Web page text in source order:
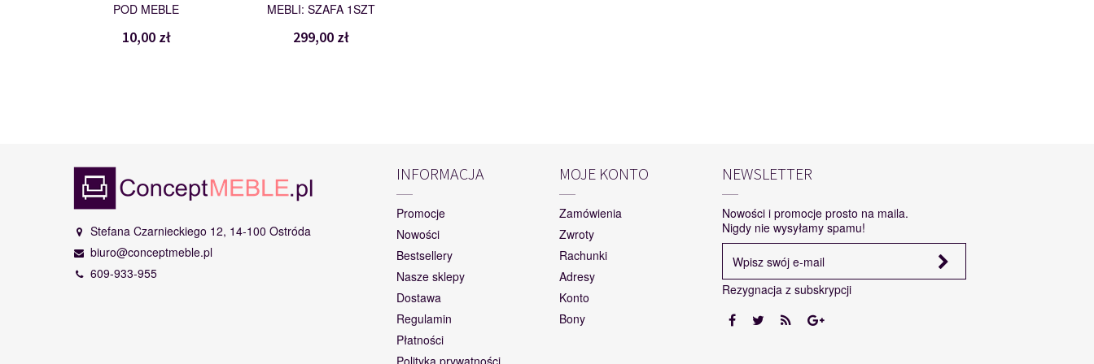
POD MEBLE
10,00 zł
MEBLI: SZAFA 1SZT
299,00 zł
Stefana Czarnieckiego 12, 14-100 Ostróda
biuro@conceptmeble.pl
609-933-955
INFORMACJA
Promocje
Nowości
Bestsellery
Nasze sklepy
Dostawa
Regulamin
Płatności
Polityka prywatności
MOJE KONTO
Zamówienia
Zwroty
Rachunki
Adresy
Konto
Bony
NEWSLETTER
Nowości i promocje prosto na maila.
Nigdy nie wysyłamy spamu!
Rezygnacja z subskrypcji